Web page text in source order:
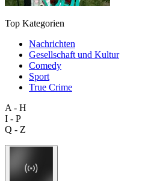
Top Kategorien
Nachrichten
Gesellschaft und Kultur
Comedy
Sport
True Crime
A - H
I - P
Q - Z